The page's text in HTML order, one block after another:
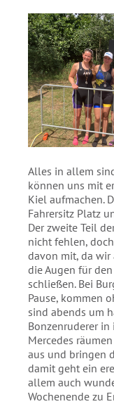
Alles in allem
können uns mit
Kiel aufmachen.
Fahrersitz Platz
Der zweite Teil
nicht fehlen,
davon mit, da
die Augen für
schließen. Bei
Pause, kommen
sind abends um
Bonzenruderer
Mercedes
aus und bringen
damit geht ein
allem auch
Wochenende zu